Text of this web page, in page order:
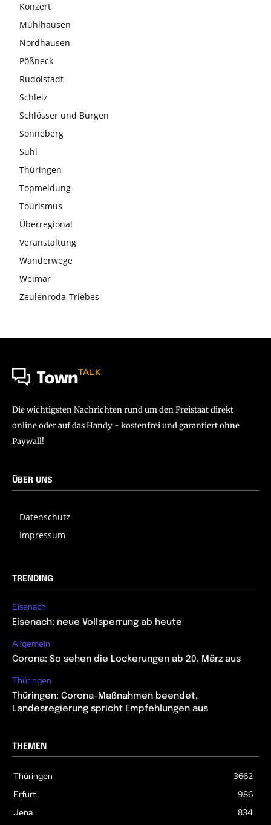
Konzert
Mühlhausen
Nordhausen
Pößneck
Rudolstadt
Schleiz
Schlösser und Burgen
Sonneberg
Suhl
Thüringen
Topmeldung
Tourismus
Überregional
Veranstaltung
Wanderwege
Weimar
Zeulenroda-Triebes
TownTALK
Die wichtigsten Nachrichten rund um den Freistaat direkt
online oder auf das Handy - kostenfrei und garantiert ohne
Paywall!
ÜBER UNS
Datenschutz
Impressum
TRENDING
Eisenach
Eisenach: neue Vollsperrung ab heute
Allgemein
Corona: So sehen die Lockerungen ab 20. März aus
Thüringen
Thüringen: Corona-Maßnahmen beendet,
Landesregierung spricht Empfehlungen aus
THEMEN
Thüringen
3662
Erfurt
986
Jena
834